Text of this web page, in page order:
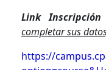
Link Inscripción
completar sus
https://